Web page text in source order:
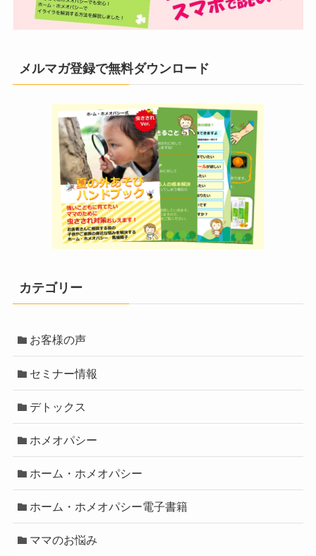
メルマガ登録で無料ダウンロード
カテゴリー
お客様の声
セミナー情報
デトックス
ホメオパシー
ホーム・ホメオパシー
ホーム・ホメオパシー電子書籍
ママのお悩み